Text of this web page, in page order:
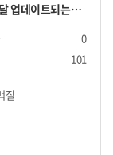
과 유용한 정
Data
0
101
질